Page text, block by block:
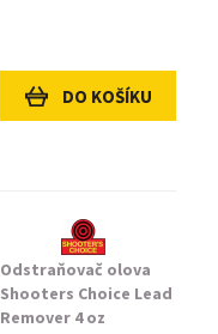
DO KOŠÍKU
Odstraňovač olova
Shooters Choice Lead
Remover 4 oz